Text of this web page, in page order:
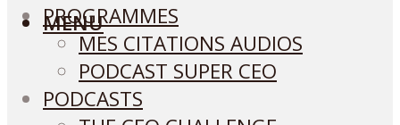
MENU
PROGRAMMES
MES CITATIONS AUDIOS
PODCAST SUPER CEO
PODCASTS